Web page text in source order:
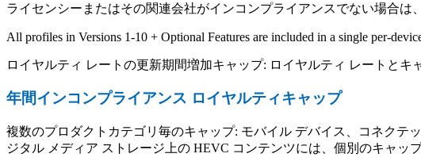
ライセンシーまたはその関連会社がインコンプライアンスでない場合は
All profiles in Versions 1-10 + Optional Features are included in a single per-
ロイヤルティ レートの更新期間増加キャップ: ロイヤルティ レートと
年間インコンプライアンス ロイヤルティキャップ
複数のプロダクトカテゴリ毎のキャップ: モバイル デバイス、コネク
ジタル メディア ストレージ上の HEVC コンテンツには、個別のキャッ